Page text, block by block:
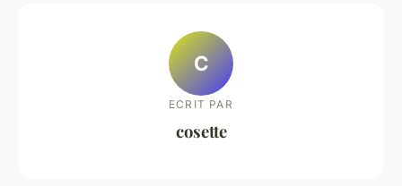
C
ECRIT PAR
cosette